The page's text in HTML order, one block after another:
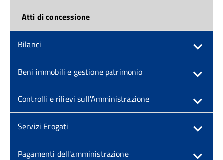
Atti di concessione
Bilanci
Beni immobili e gestione patrimonio
Controlli e rilievi sull'Amministrazione
Servizi Erogati
Pagamenti dell'amministrazione